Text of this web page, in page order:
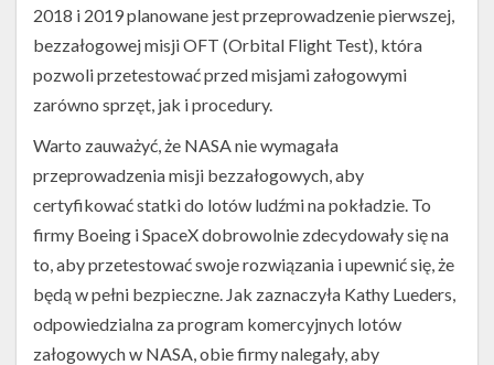
2018 i 2019 planowane jest przeprowadzenie pierwszej,
bezzałogowej misji OFT (Orbital Flight Test), która
pozwoli przetestować przed misjami załogowymi
zarówno sprzęt, jak i procedury.
Warto zauważyć, że NASA nie wymagała
przeprowadzenia misji bezzałogowych, aby
certyfikować statki do lotów ludźmi na pokładzie. To
firmy Boeing i SpaceX dobrowolnie zdecydowały się na
to, aby przetestować swoje rozwiązania i upewnić się, że
będą w pełni bezpieczne. Jak zaznaczyła Kathy Lueders,
odpowiedzialna za program komercyjnych lotów
załogowych w NASA, obie firmy nalegały, aby